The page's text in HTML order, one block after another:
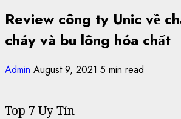
Review công ty Unic về
cháy và bu lông hóa chất
Admin August 9, 2021 5 min read
Top 7 Uy Tín